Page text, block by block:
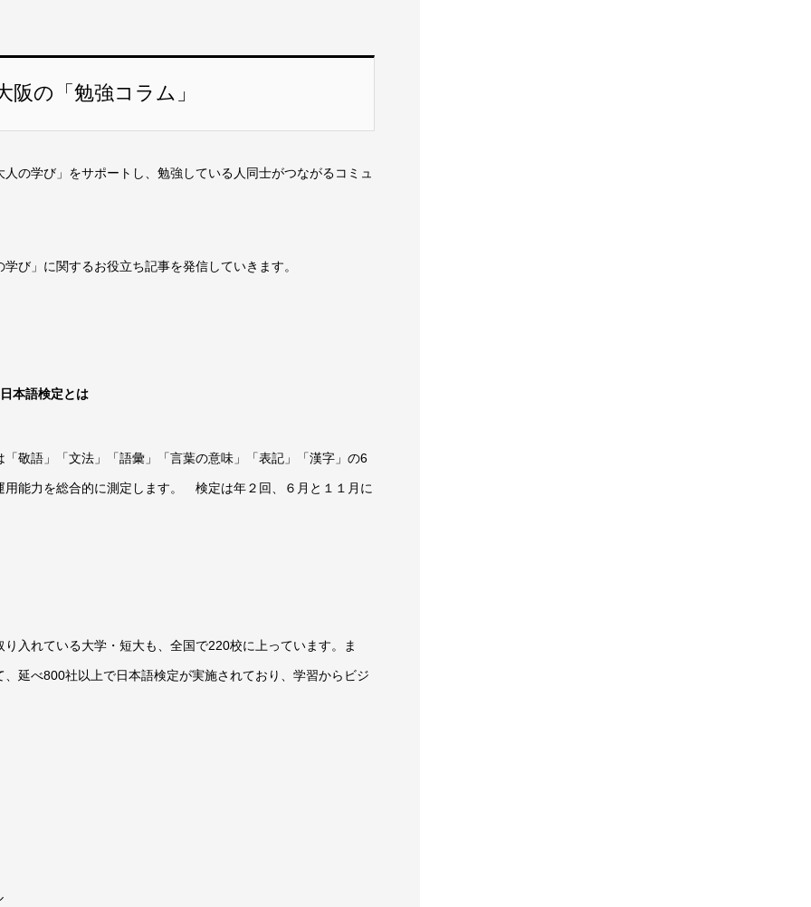
阪の「勉強コラム」
の学び」をサポートし、勉強している人同士がつながるコミュ
び」に関するお役立ち記事を発信していきます。
日本語検定とは
敬語」「文法」「語彙」「言葉の意味」「表記」「漢字」の6
能力を総合的に測定します。 検定は年２回、６月と１１月に
入れている大学・短大も、全国で220校に上っています。ま
延べ800社以上で日本語検定が実施されており、学習からビジ